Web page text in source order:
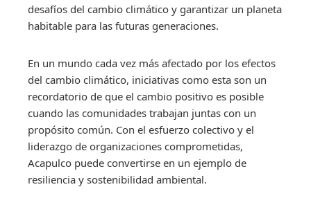
desafíos del cambio climático y garantizar un planeta
habitable para las futuras generaciones.
En un mundo cada vez más afectado por los efectos
del cambio climático, iniciativas como esta son un
recordatorio de que el cambio positivo es posible
cuando las comunidades trabajan juntas con un
propósito común. Con el esfuerzo colectivo y el
liderazgo de organizaciones comprometidas,
Acapulco puede convertirse en un ejemplo de
resiliencia y sostenibilidad ambiental.